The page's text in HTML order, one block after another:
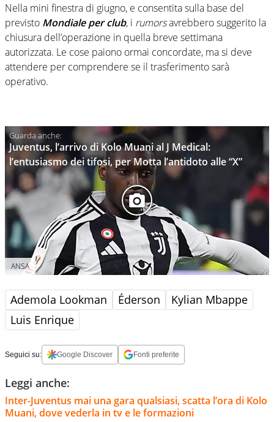
Nella mini finestra di giugno, e consentita sulla base del
previsto Mondiale per club, i rumorsavrebbero suggerito la
chiusura dell’operazione in quella breve settimana
autorizzata. Le cose paiono ormai concordate, ma si deve
attendere per comprendere se il trasferimento sarà
operativo.
Juventus, l’arrivo di Kolo Muani al J Medical:
l’entusiasmo dei tifosi, per Motta l’antidoto alle “X”
ANSA
Ademola Lookman Éderson
Kylian Mbappe
Luis Enrique
Seguici su: Google Discover Fonti preferite
Leggi anche:
Inter-Juventus mai una gara qualsiasi, scatta l’ora di Kolo
Muani, dove vederla in tv e le formazioni